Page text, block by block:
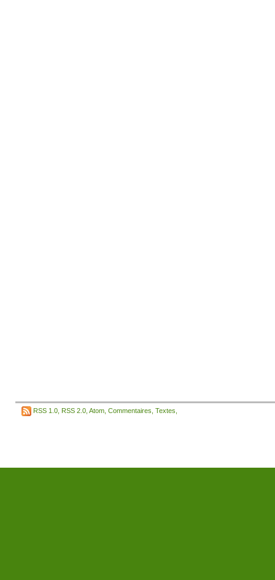
RSS 1.0 RSS 2.0 Atom Commentaires Textes